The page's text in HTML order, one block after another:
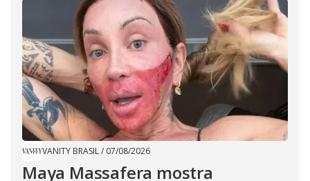
VANITY BRASIL/ 07/08/2026
Maya Massafera mostra